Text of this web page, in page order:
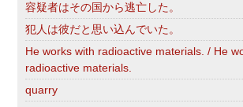
容疑者はその国から逃亡した。
犯人は彼だと思い込んでいた。
He works with radioactive materials. / He
radioactive materials.
quarry